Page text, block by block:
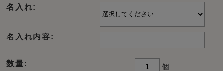
名入れ:
名入れ内容:
数量: 個